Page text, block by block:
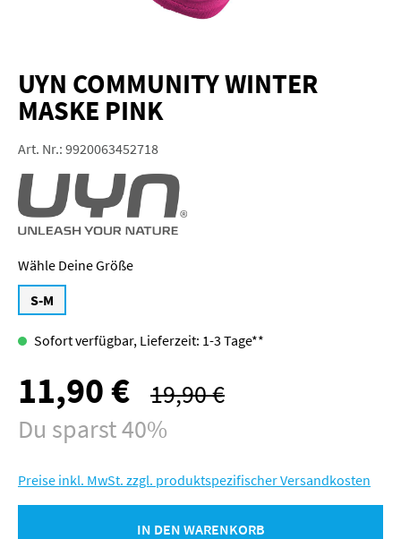
UYN COMMUNITY WINTER
MASKE PINK
Art. Nr.: 9920063452718
Größe
S-M
Sofort verfügbar, Lieferzeit: 1-3 Tage**
Verkaufspreis:
11,90 € Regulärer Preis:
19,90 €
Du sparst 40%
Preise inkl. MwSt. zzgl. produktspezifischer Versandkosten
IN DEN WARENKORB